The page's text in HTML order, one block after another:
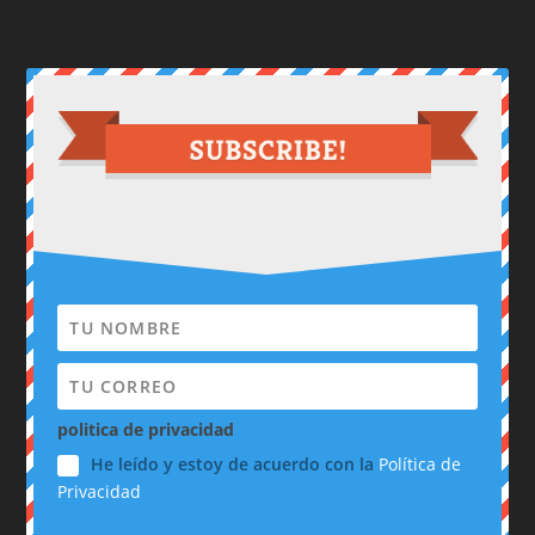
politica de privacidad
He leído y estoy de acuerdo con la Política de
Privacidad